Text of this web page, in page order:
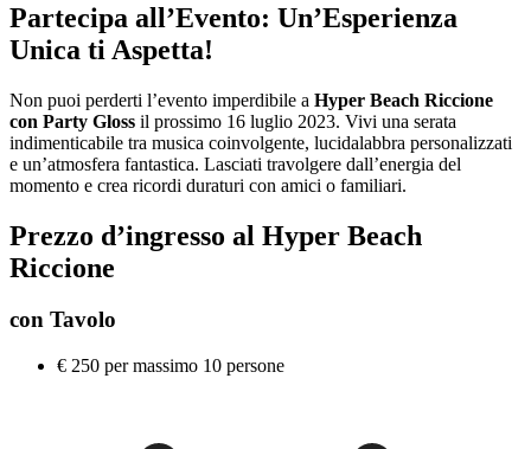
Partecipa all’Evento: Un’Esperienza
Unica ti Aspetta!
Non puoi perderti l’evento imperdibile a Hyper Beach Riccione
con Party Gloss il prossimo 16 luglio 2023. Vivi una serata
indimenticabile tra musica coinvolgente, lucidalabbra personalizzati
e un’atmosfera fantastica. Lasciati travolgere dall’energia del
momento e crea ricordi duraturi con amici o familiari.
Prezzo d’ingresso al Hyper Beach
Riccione
con Tavolo
€ 250 per massimo 10 persone